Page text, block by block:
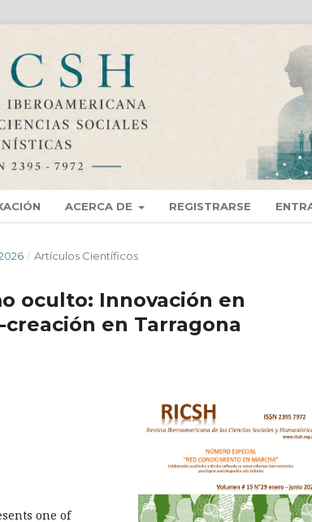
ACERCA DE REGISTRARSE
/ Artí­culos Científicos
oculto: Innovación en
en Tarragona
one of